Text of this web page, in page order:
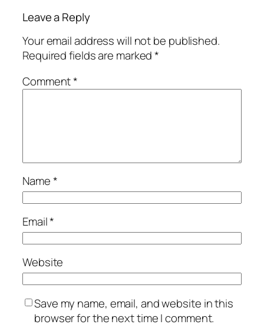
Leave a Reply
Your email address will not be published.
Required fields are marked*
Comment*
Name*
Email*
Website
Save my name, email, and website in this
browser for the next time I comment.